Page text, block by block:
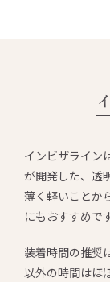
インビザライン
が開発した、透
薄く軽いことか
にもおすすめです
装着時間の推奨
以外の時間はほ